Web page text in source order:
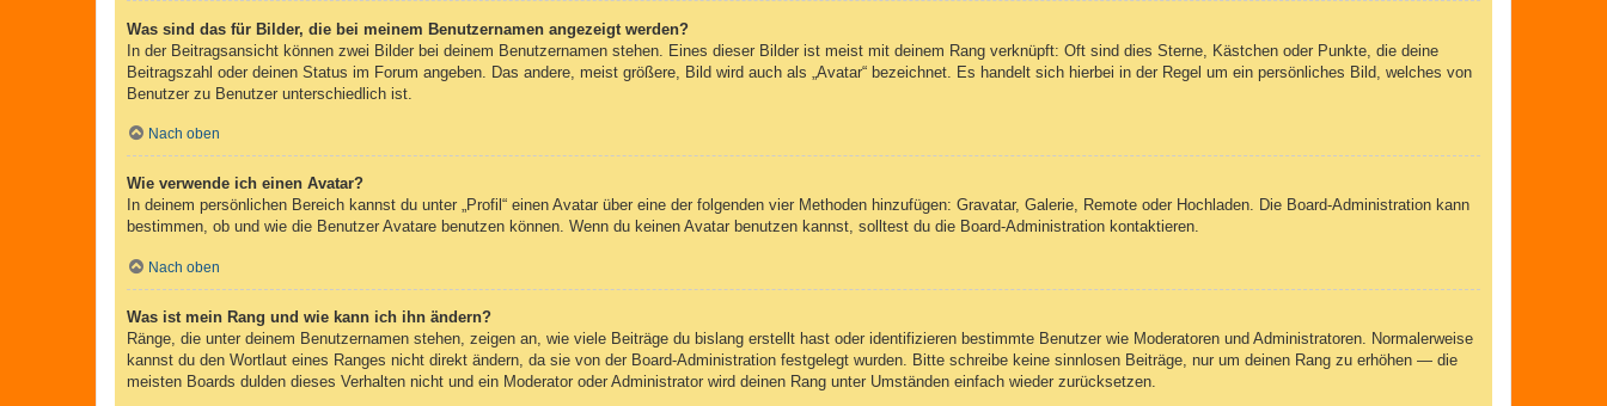
Was sind das für Bilder, die bei meinem Benutzernamen angezeigt werden?
In der Beitragsansicht können zwei Bilder bei deinem Benutzernamen stehen. Eines dieser Bilder ist meist mit deinem Rang verknüpft: Oft sind dies Sterne, Kästchen oder Punkte, die deine
Beitragszahl oder deinen Status im Forum angeben. Das andere, meist größere, Bild wird auch als „Avatar“ bezeichnet. Es handelt sich hierbei in der Regel um ein persönliches Bild, welches von
Benutzer zu Benutzer unterschiedlich ist.
Nach oben
Wie verwende ich einen Avatar?
In deinem persönlichen Bereich kannst du unter „Profil“ einen Avatar über eine der folgenden vier Methoden hinzufügen: Gravatar, Galerie, Remote oder Hochladen. Die Board-Administration kann
bestimmen, ob und wie die Benutzer Avatare benutzen können. Wenn du keinen Avatar benutzen kannst, solltest du die Board-Administration kontaktieren.
Nach oben
Was ist mein Rang und wie kann ich ihn ändern?
Ränge, die unter deinem Benutzernamen stehen, zeigen an, wie viele Beiträge du bislang erstellt hast oder identifizieren bestimmte Benutzer wie Moderatoren und Administratoren. Normalerweise
kannst du den Wortlaut eines Ranges nicht direkt ändern, da sie von der Board-Administration festgelegt wurden. Bitte schreibe keine sinnlosen Beiträge, nur um deinen Rang zu erhöhen — die
meisten Boards dulden dieses Verhalten nicht und ein Moderator oder Administrator wird deinen Rang unter Umständen einfach wieder zurücksetzen.